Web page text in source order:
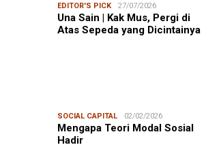
EDITOR'S PICK 27/07/2026
Una Sain | Kak Mus, Pergi di
Atas Sepeda yang Dicintainya
SOCIAL CAPITAL 02/02/2026
Mengapa Teori Modal Sosial
Hadir